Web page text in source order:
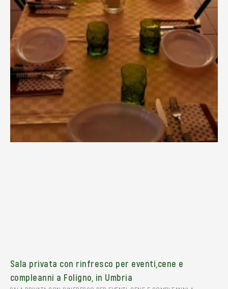
Sala privata con rinfresco per eventi,cene e
compleanni a Foligno, in Umbria